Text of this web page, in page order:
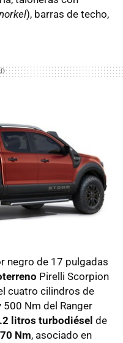
), barras de techo,
negro de 17 pulgadas
Pirelli Scorpion
cuatro cilindros de
Nm del Ranger
litros turbodiésel de
Nm, asociado en